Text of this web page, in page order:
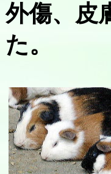
外傷、皮
た。